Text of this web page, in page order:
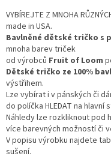
VYBÍREJTE Z MNOHA
made in USA.
Bavlněné dětské tričko s
mnoha barev triček
od výrobců Fruit of Loom
Dětské tričko ze 100%
výstřihem.
Lze vybírat i v pánských či
do políčka HLEDAT na hlavní
Náhledy lze rozkliknout pod
více barevných možností či
V popisu výrobku najdete
sušení.